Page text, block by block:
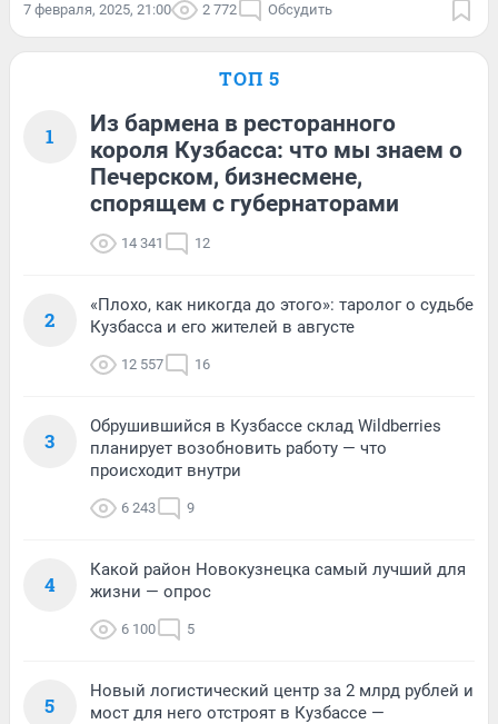
7 февраля, 2025, 21:00 2 772 Обсудить
ТОП 5
1
Из бармена в ресторанного
короля Кузбасса: что мы знаем о
Печерском, бизнесмене,
спорящем с губернаторами
14 341 12
2
«Плохо, как никогда до этого»: таролог о судьбе
Кузбасса и его жителей в августе
12 557 16
3
Обрушившийся в Кузбассе склад Wildberries
планирует возобновить работу — что
происходит внутри
6 243 9
4
Какой район Новокузнецка самый лучший для
жизни — опрос
6 100 5
5
Новый логистический центр за 2 млрд рублей и
мост для него отстроят в Кузбассе —